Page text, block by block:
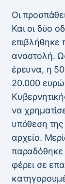
Οι
Και οι δύο
επιβλήθηκε
αναστολή.
έρευνα, η
20.000
να
υπόθεση της
αρχείο.
παραδόθηκε
φέρει σε